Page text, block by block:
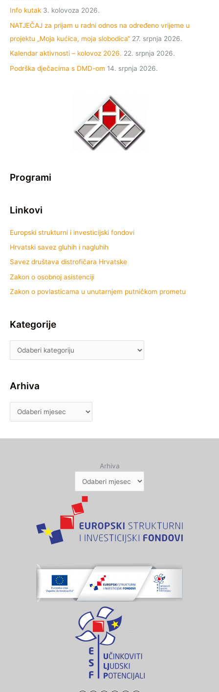
Info kutak 3. kolovoza 2026.
NATJEČAJ za prijam u radni odnos na određeno vrijeme u
projektu „Moja kućica, moja slobodica“ 27. srpnja 2026.
Kalendar aktivnosti – kolovoz 2026. 22. srpnja 2026.
Podrška dječacima s DMD-om 14. srpnja 2026.
Programi
Linkovi
Europski strukturni i investicijski fondovi
Hrvatski savez gluhih i nagluhih
Savez društava distrofičara Hrvatske
Zakon o osobnoj asistenciji
Zakon o povlasticama u unutarnjem putničkom prometu
Kategorije
Arhiva
Arhiva